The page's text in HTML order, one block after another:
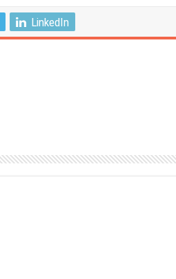
LinkedIn